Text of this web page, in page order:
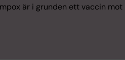
är i grunden ett vaccin mot